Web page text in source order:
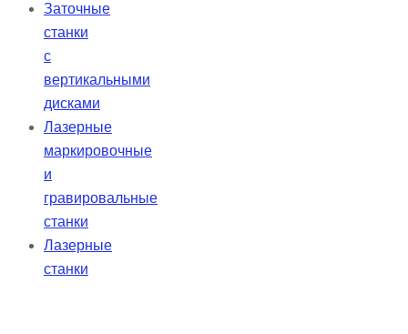
Заточные
станки
с
вертикальными
дисками
Лазерные
маркировочные
и
гравировальные
станки
Лазерные
станки